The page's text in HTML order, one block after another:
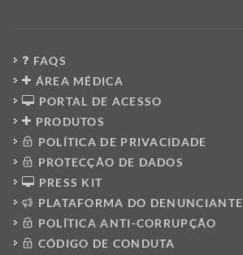
FAQS
ÁREA MÉDICA
PORTAL DE ACESSO
PRODUTOS
POLÍTICA DE PRIVACIDADE
PROTECÇÃO DE DADOS
PRESS KIT
PLATAFORMA DO DENUNCIANTE
POLÍTICA ANTI-CORRUPÇÃO
CÓDIGO DE CONDUTA